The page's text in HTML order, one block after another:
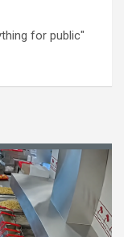
for public"